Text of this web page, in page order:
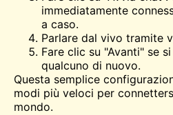
immediatamente
a caso.
Parlare dal vivo tramite
Fare clic su "Avanti" se
qualcuno di nuovo.
Questa semplice
modi più veloci per
mondo.